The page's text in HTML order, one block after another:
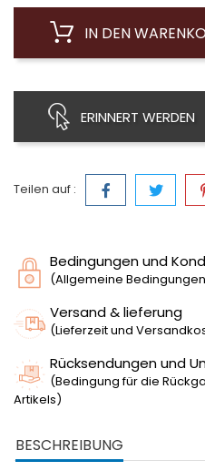
IN DEN
ERINNERT WERDEN
Teilen auf :
Bedingungen und
(Allgemeine
Versand & lieferung
(Lieferzeit und
Rücksendungen und
(Bedingung für die
Artikels)
BESCHREIBUNG